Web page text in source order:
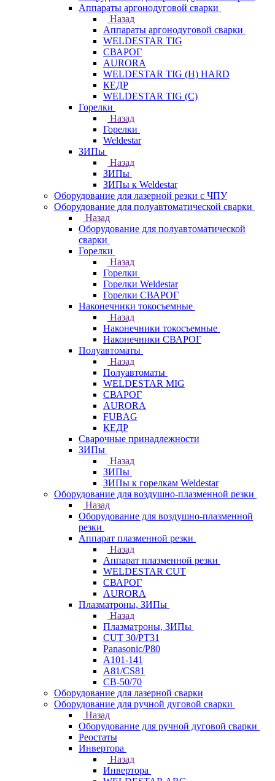
Аппараты аргонодуговой сварки
Назад
Аппараты аргонодуговой сварки
WELDESTAR TIG
СВАРОГ
AURORA
WELDESTAR TIG (H) HARD
КЕДР
WELDESTAR TIG (С)
Горелки
Назад
Горелки
Weldestar
ЗИПы
Назад
ЗИПы
ЗИПы к Weldestar
Оборудование для лазерной резки с ЧПУ
Оборудование для полуавтоматической сварки
Назад
Оборудование для полуавтоматической
сварки
Горелки
Назад
Горелки
Горелки Weldestar
Горелки СВАРОГ
Наконечники токосъемные
Назад
Наконечники токосъемные
Наконечники СВАРОГ
Полуавтоматы
Назад
Полуавтоматы
WELDESTAR MIG
СВАРОГ
AURORA
FUBAG
КЕДР
Сварочные принадлежности
ЗИПы
Назад
ЗИПы
ЗИПы к горелкам Weldestar
Оборудование для воздушно-плазменной резки
Назад
Оборудование для воздушно-плазменной
резки
Аппарат плазменной резки
Назад
Аппарат плазменной резки
WELDESTAR CUT
СВАРОГ
AURORA
Плазматроны, ЗИПы
Назад
Плазматроны, ЗИПы
CUT 30/PT31
Panasonic/P80
А101-141
А81/CS81
СВ-50/70
Оборудование для лазерной сварки
Оборудование для ручной дуговой сварки
Назад
Оборудование для ручной дуговой сварки
Реостаты
Инвертора
Назад
Инвертора